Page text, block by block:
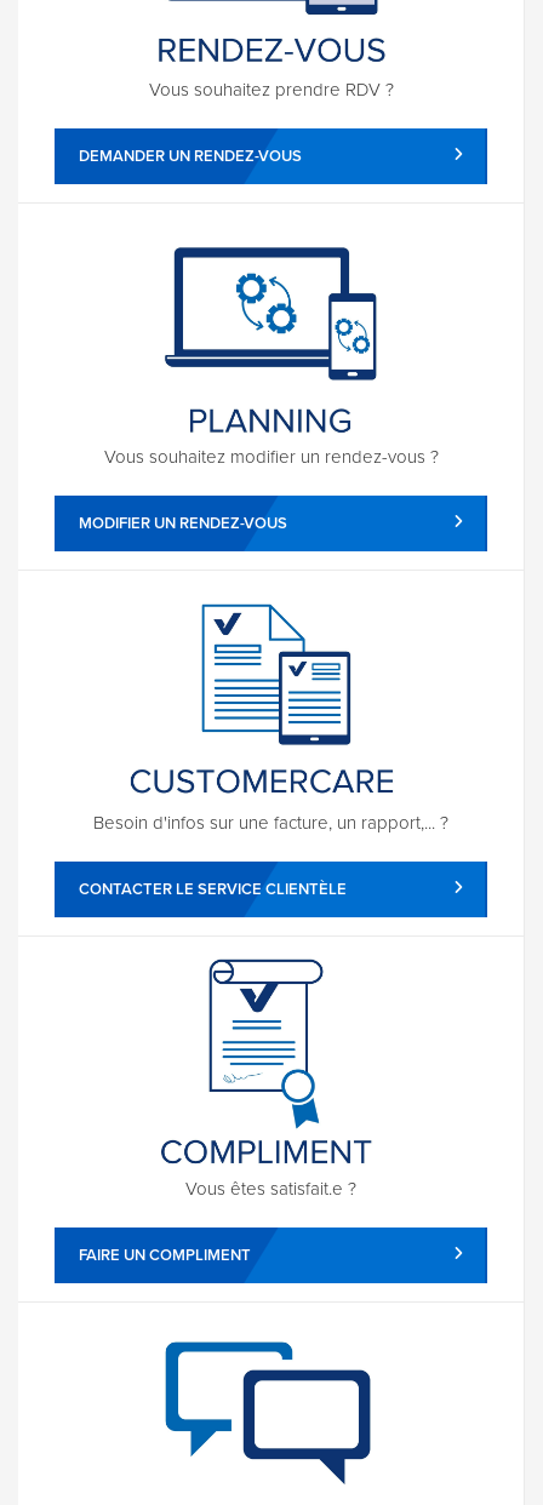
Vous souhaitez prendre RDV ?
DEMANDER UN RENDEZ-VOUS
Vous souhaitez modifier un rendez-vous ?
MODIFIER UN RENDEZ-VOUS
Besoin d'infos sur une facture, un rapport,... ?
CONTACTER LE SERVICE CLIENTÈLE
Vous êtes satisfait.e ?
FAIRE UN COMPLIMENT